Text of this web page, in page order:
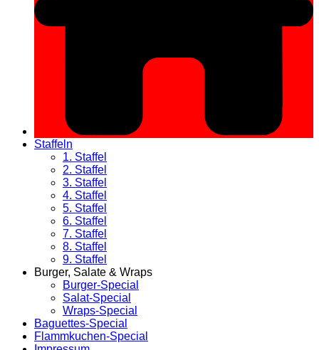
Staffeln
1. Staffel
2. Staffel
3. Staffel
4. Staffel
5. Staffel
6. Staffel
7. Staffel
8. Staffel
9. Staffel
Burger, Salate & Wraps
Burger-Special
Salat-Special
Wraps-Special
Baguettes-Special
Flammkuchen-Special